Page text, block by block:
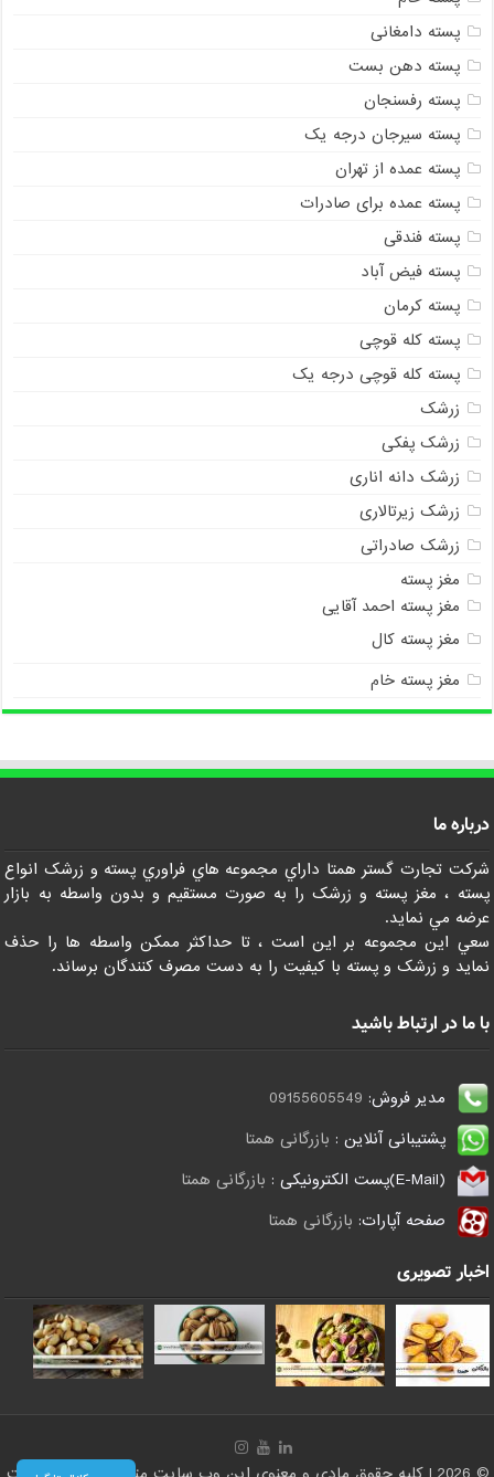
پسته دامغانی
پسته دهن بست
پسته رفسنجان
پسته سیرجان درجه یک
پسته عمده از تهران
پسته عمده برای صادرات
پسته فندقی
پسته فیض آباد
پسته کرمان
پسته کله قوچی
پسته کله قوچی درجه یک
زرشک
زرشک پفکی
زرشک دانه اناری
زرشک زیرتالاری
زرشک صادراتی
مغز پسته
مغز پسته احمد آقایی
مغز پسته کال
مغز پسته خام
درباره ما
شرکت تجارت گستر همتا داراي مجموعه هاي فراوري پسته و زرشک انواع
پسته ، مغز پسته و زرشک را به صورت مستقيم و بدون واسطه به بازار
عرضه مي نمايد.
سعي اين مجموعه بر اين است ، تا حداکثر ممکن واسطه ها را حذف
نمايد و زرشک و پسته با کيفيت را به دست مصرف کنندگان برساند.
با ما در ارتباط باشید
مدیر فروش: 09155605549
پشتیبانی آنلاین : بازرگانی همتا
(E-Mail)پست الکترونیکی :
بازرگانی همتا
صفحه آپارات: بازرگانی همتا
اخبار تصویری